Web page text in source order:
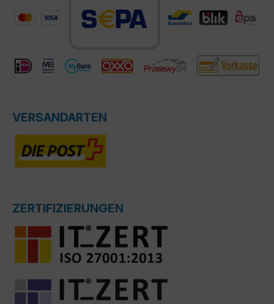
VERSANDARTEN
ZERTIFIZIERUNGEN